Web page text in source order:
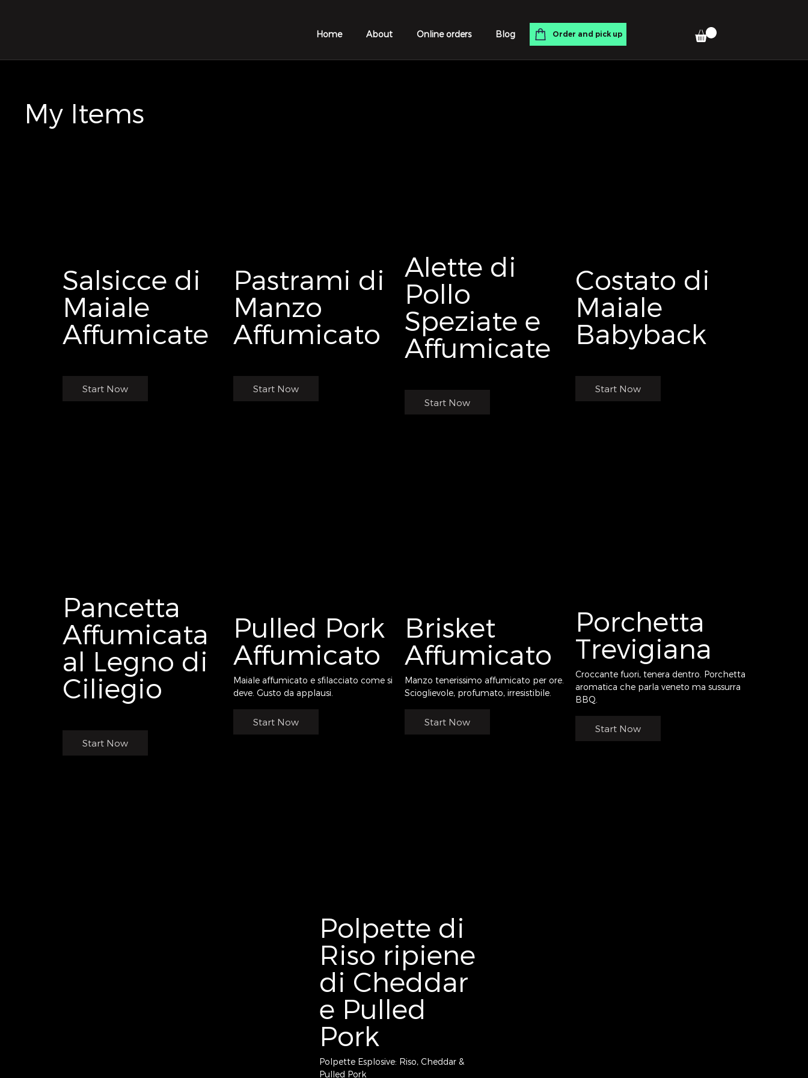
Home About Online orders Blog Order and pick up
My Items
Salsicce di
Maiale
Affumicate
Start Now
Pastrami di
Manzo
Affumicato
Start Now
Alette di
Pollo
Speziate e
Affumicate
Start Now
Costato di
Maiale
Babyback
Start Now
Pancetta
Affumicata
al Legno di
Ciliegio
Start Now
Pulled Pork
Affumicato
Maiale affumicato e sfilacciato come si
deve. Gusto da applausi.
Start Now
Brisket
Affumicato
Manzo tenerissimo affumicato per ore.
Scioglievole, profumato, irresistibile.
Start Now
Porchetta
Trevigiana
Croccante fuori, tenera dentro. Porchetta
aromatica che parla veneto ma sussurra
BBQ.
Start Now
Polpette di
Riso ripiene
di Cheddar
e Pulled
Pork
Polpette Esplosive: Riso, Cheddar &
Pulled Pork